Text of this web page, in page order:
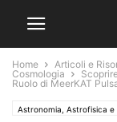
Home Articoli e
Cosmologia
Ruolo di MeerKAT
Astronomia, Astrofisica e